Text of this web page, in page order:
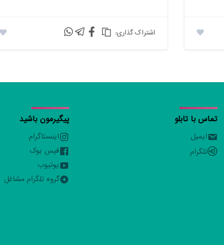
:اشتراک گذاری
پیگیرمون باشید
اینستاگرام
فیس بوک
یوتیوب
گروه تلگرام مشاغل
تماس با تابلو
ایمیل
تلگرام